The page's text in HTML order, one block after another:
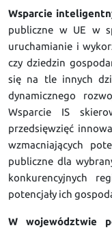
Wsparcie
publiczne w UE w
uruchamianie i
czy dziedzin
się na tle innych
dynamicznego
Wsparcie IS
przedsięwzięć
wzmacniających
publiczne dla
konkurencyjnych
potencjały ich
W województwie